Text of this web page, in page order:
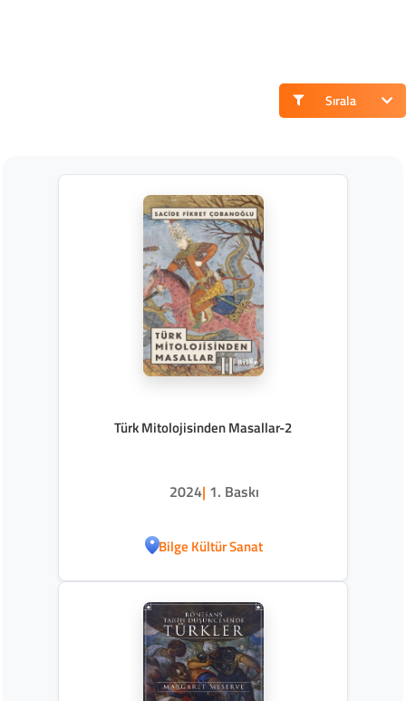
Sırala
Türk Mitolojisinden Masallar-2
2024| 1. Baskı
Bilge Kültür Sanat